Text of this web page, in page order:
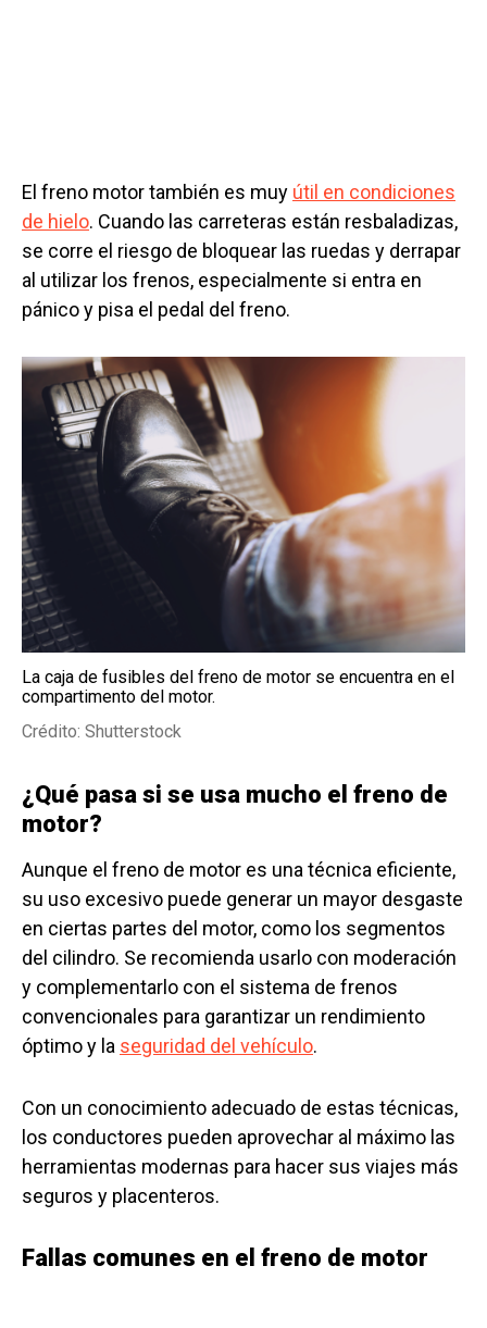
El freno motor también es muy útil en condiciones
de hielo. Cuando las carreteras están resbaladizas,
se corre el riesgo de bloquear las ruedas y derrapar
al utilizar los frenos, especialmente si entra en
pánico y pisa el pedal del freno.
La caja de fusibles del freno de motor se encuentra en el
compartimento del motor.
Crédito: Shutterstock
¿Qué pasa si se usa mucho el freno de
motor?
Aunque el freno de motor es una técnica eficiente,
su uso excesivo puede generar un mayor desgaste
en ciertas partes del motor, como los segmentos
del cilindro. Se recomienda usarlo con moderación
y complementarlo con el sistema de frenos
convencionales para garantizar un rendimiento
óptimo y la seguridad del vehículo.
Con un conocimiento adecuado de estas técnicas,
los conductores pueden aprovechar al máximo las
herramientas modernas para hacer sus viajes más
seguros y placenteros.
Fallas comunes en el freno de motor